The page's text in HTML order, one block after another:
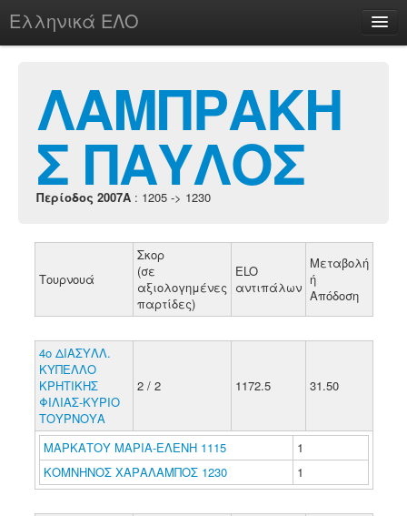
Ελληνικά ΕΛΟ
chesstu.be @ discord
Login
ΛΑΜΠΡΑΚΗ
Σ ΠΑΥΛΟΣ
Περίοδος 2007A : 1205 -> 1230
Τουρνουά
Σκορ
(σε
αξιολογημένες
παρτίδες)
ELO
αντιπάλων
Μεταβολή
ή
Απόδοση
4ο ΔΙΑΣΥΛΛ.
ΚΥΠΕΛΛΟ
ΚΡΗΤΙΚΗΣ
ΦΙΛΙΑΣ-ΚΥΡΙΟ
ΤΟΥΡΝΟΥΑ
2 / 2 1172.5 31.50
ΜΑΡΚΑΤΟΥ ΜΑΡΙΑ-ΕΛΕΝΗ 1115
1
ΚΟΜΝΗΝΟΣ ΧΑΡΑΛΑΜΠΟΣ 1230
1